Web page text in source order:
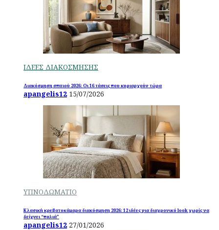
ΙΔΕΕΣ ΔΙΑΚΟΣΜΗΣΗΣ
Διακόσμηση σπιτιού 2026: Οι 16 τάσεις που κυριαρχούν τώρα
apangelis12 15/07/2026
ΥΠΝΟΔΩΜΑΤΙΟ
Κλασική κρεβατοκάμαρα διακόσμηση 2026: 12 ιδέες για διαχρονικό look χωρίς να
δείχνει “παλιά”
apangelis12 27/01/2026